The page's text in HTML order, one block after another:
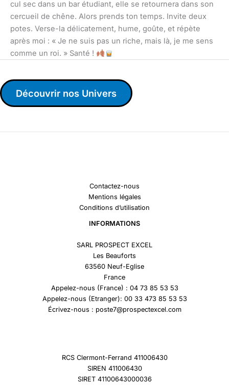
cul sec dans un bar étudiant, elle se retournera dans son
cercueil de chêne. Alors prends ton temps. Invite deux
potes. Verse-la délicatement, hume, goûte, et répète
après moi : « Je ne suis pas un riche, mais là, je me sens
comme un roi. » Santé !
Découvrir nos Univers
Contactez-nous
Mentions légales
Conditions d’utilisation
INFORMATIONS
SARL PROSPECT EXCEL
Les Beauforts
63560 Neuf-Eglise
France
Appelez-nous (France) : 04 73 85 53 53
Appelez-nous (Etranger): 00 33 473 85 53 53
Écrivez-nous : poste7@prospectexcel.com
RCS Clermont-Ferrand 411006430
SIREN 411006430
SIRET 41100643000036